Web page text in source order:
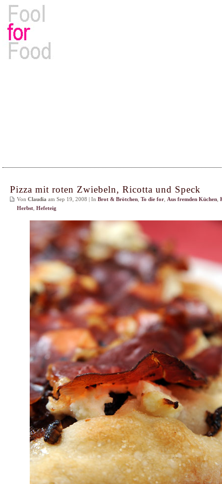
Pizza mit roten Zwiebeln, Ricotta und Speck
Von Claudia am Sep 19, 2008 | In Brot & Brötchen To die for Aus fremden Küchen
Herbst Hefeteig